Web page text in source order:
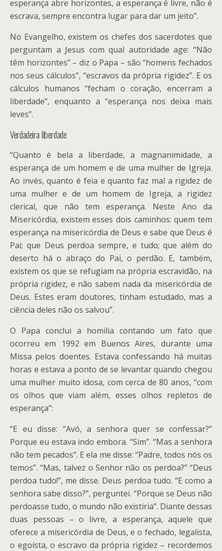
esperança abre horizontes, a esperança é livre, não é
escrava, sempre encontra lugar para dar um jeito”.
No Evangelho, existem os chefes dos sacerdotes que
perguntam a Jesus com qual autoridade age: “Não
têm horizontes” – diz o Papa – são “homens fechados
nos seus cálculos”, “escravos da própria rigidez”. E os
cálculos humanos “fecham o coração, encerram a
liberdade”, enquanto a “esperança nos deixa mais
leves”.
Verdadeira liberdade
“Quanto é bela a liberdade, a magnanimidade, a
esperança de um homem e de uma mulher de Igreja.
Ao invés, quanto é feia e quanto faz mal a rigidez de
uma mulher e de um homem de Igreja, a rigidez
clerical, que não tem esperança. Neste Ano da
Misericórdia, existem esses dois caminhos: quem tem
esperança na misericórdia de Deus e sabe que Deus é
Pai; que Deus perdoa sempre, e tudo; que além do
deserto há o abraço do Pai, o perdão. E, também,
existem os que se refugiam na própria escravidão, na
própria rigidez, e não sabem nada da misericórdia de
Deus. Estes eram doutores, tinham estudado, mas a
ciência deles não os salvou”.
O Papa conclui a homilia contando um fato que
ocorreu em 1992 em Buenos Aires, durante uma
Missa pelos doentes. Estava confessando há muitas
horas e estava a ponto de se levantar quando chegou
uma mulher muito idosa, com cerca de 80 anos, “com
os olhos que viam além, esses olhos repletos de
esperança”:
“E eu disse: “Avó, a senhora quer se confessar?”
Porque eu estava indo embora. “Sim”. “Mas a senhora
não tem pecados”. E ela me disse: “Padre, todos nós os
temos”. “Mas, talvez o Senhor não os perdoa?” “Deus
perdoa tudo!”, me disse. Deus perdoa tudo. “E como a
senhora sabe disso?”, perguntei. “Porque se Deus não
perdoasse tudo, o mundo não existiria”. Diante dessas
duas pessoas – o livre, a esperança, aquele que
oferece a misericórdia de Deus, e o fechado, legalista,
o egoísta, o escravo da própria rigidez – recordemos